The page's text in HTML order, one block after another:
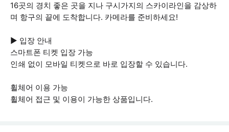
16곳의 경치 좋은 곳을 지나 구시가지의 스카이라인을 감상하
며 항구의 끝에 도착합니다. 카메라를 준비하세요!
▶ 입장 안내
스마트폰 티켓 입장 가능
인쇄 없이 모바일 티켓으로 바로 입장할 수 있습니다.
휠체어 이용 가능
휠체어 접근 및 이용이 가능한 상품입니다.